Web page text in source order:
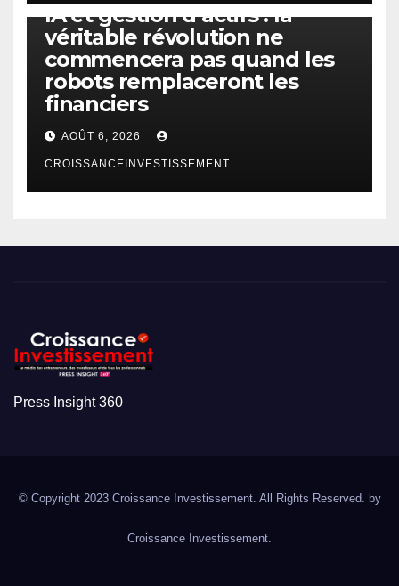
IA et gestion d’actifs : la
véritable révolution ne
commencera pas quand les
robots remplaceront les
financiers
AOÛT 6, 2026
CROISSANCEINVESTISSEMENT
Press Insight 360
© Copyright 2023 Croissance Investissement. All Rights Reserved. by
Croissance Investissement.